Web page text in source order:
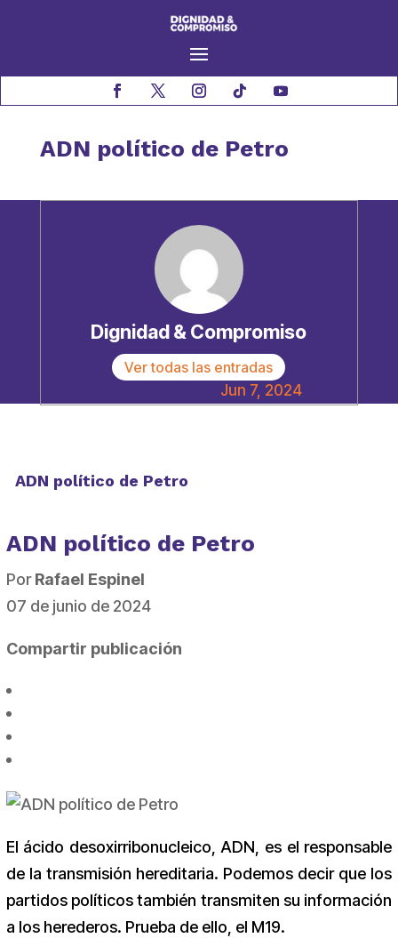
ADN político de Petro
Dignidad & Compromiso
Ver todas las entradas
Jun 7, 2024
ADN político de Petro
ADN político de Petro
PorRafael Espinel
07 de junio de 2024
Compartir publicación
El ácido desoxirribonucleico, ADN, es el responsable
de la transmisión hereditaria. Podemos decir que los
partidos políticos también transmiten su información
a los herederos. Prueba de ello, el M19.